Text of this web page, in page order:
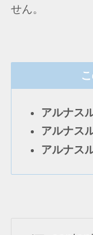
せん。
アルナス
アルナス
アルナス